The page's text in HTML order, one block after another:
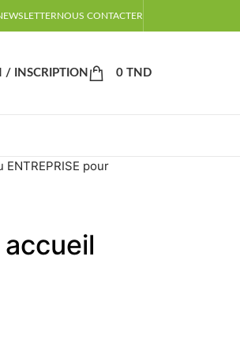
NOUS CONTACTER
/ INSCRIPTION 0 TND
ENTREPRISE pour
accueil